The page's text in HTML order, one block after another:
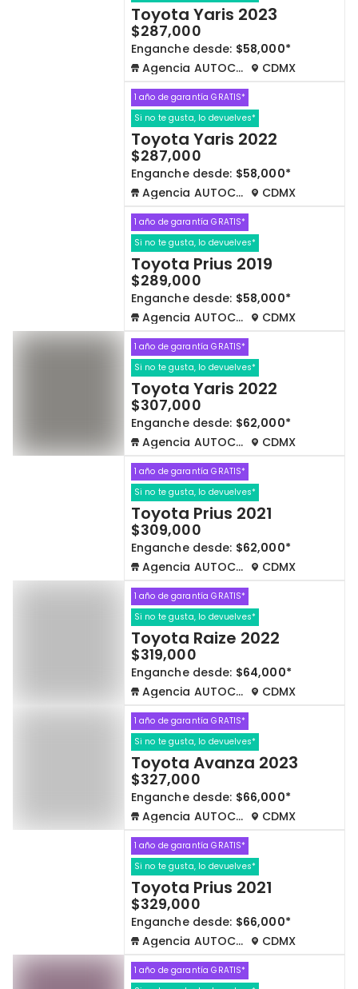
Toyota Yaris 2023
$287,000
Enganche desde: $58,000*
Agencia AUTOCOM
CDMX
1 año de garantía GRATIS*
Si no te gusta, lo devuelves*
Toyota Yaris 2022
$287,000
Enganche desde: $58,000*
Agencia AUTOCOM
CDMX
1 año de garantía GRATIS*
Si no te gusta, lo devuelves*
Toyota Prius 2019
$289,000
Enganche desde: $58,000*
Agencia AUTOCOM
CDMX
1 año de garantía GRATIS*
Si no te gusta, lo devuelves*
Toyota Yaris 2022
$307,000
Enganche desde: $62,000*
Agencia AUTOCOM
CDMX
1 año de garantía GRATIS*
Si no te gusta, lo devuelves*
Toyota Prius 2021
$309,000
Enganche desde: $62,000*
Agencia AUTOCOM
CDMX
1 año de garantía GRATIS*
Si no te gusta, lo devuelves*
Toyota Raize 2022
$319,000
Enganche desde: $64,000*
Agencia AUTOCOM
CDMX
1 año de garantía GRATIS*
Si no te gusta, lo devuelves*
Toyota Avanza 2023
$327,000
Enganche desde: $66,000*
Agencia AUTOCOM
CDMX
1 año de garantía GRATIS*
Si no te gusta, lo devuelves*
Toyota Prius 2021
$329,000
Enganche desde: $66,000*
Agencia AUTOCOM
CDMX
1 año de garantía GRATIS*